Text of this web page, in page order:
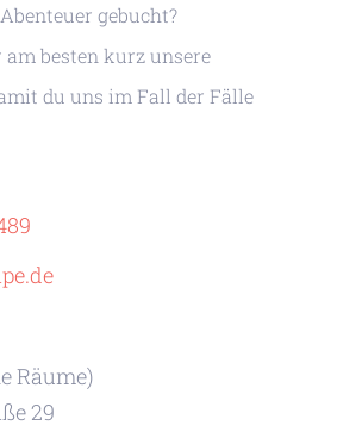
gebucht?
am besten kurz unsere
du uns im Fall der Fälle
Räume)
29